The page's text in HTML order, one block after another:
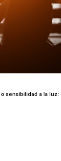
sensibilidad a la luz: